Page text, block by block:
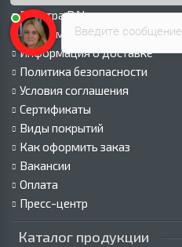
Палитра RAL
Информация о компании
Информация о доставке
Политика безопасности
Условия соглашения
Сертификаты
Виды покрытий
Как оформить заказ
Вакансии
Оплата
Пресс-центр
Каталог продукции
Введите сообщение